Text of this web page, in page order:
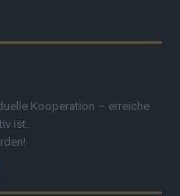
Kooperation – erreiche
ist.